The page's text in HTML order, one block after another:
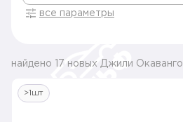
все параметры
найдено 17 новых Джили Окаванго
>1шт